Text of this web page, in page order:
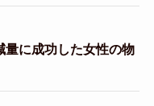
量に成功した女性の物